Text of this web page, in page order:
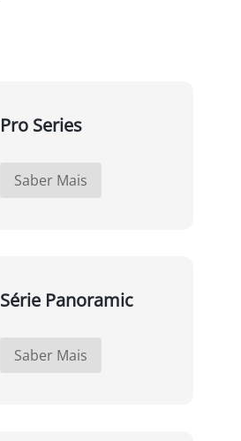
Pro Series
Saber Mais
Série Panoramic
Saber Mais